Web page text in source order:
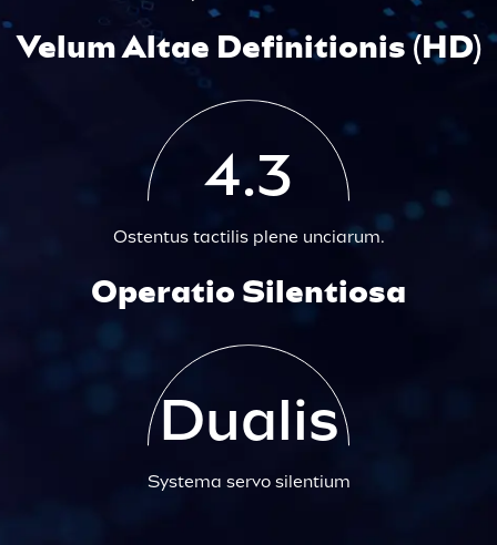
Velum Altae Definitionis (HD)
4.3
Ostentus tactilis plene unciarum.
Operatio Silentiosa
Dualis
Systema servo silentium